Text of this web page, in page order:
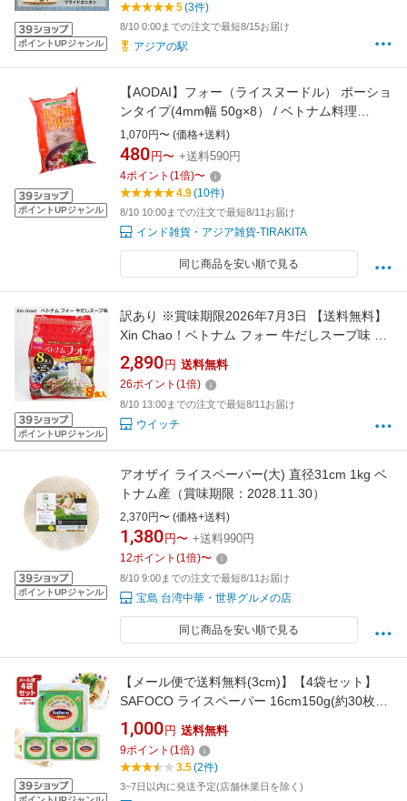
ポイントUPジャンル
5(3件)
8/10 0:00までの注文で最短8/15お届け
アジアの駅
ポイントUPジャンル
【AODAI】フォー（ライスヌードル） ポーショ
ンタイプ(4mm幅 50g×8） / ベトナム料理
AODAI(アオザイ) ベトナム食品 ベトナム食材
アジアン食品 エスニック食材
1,070円〜 (価格+送料)
480 円〜 +送料590円
4ポイント (1倍)〜
4.9(10件)
8/10 10:00までの注文で最短8/11お届け
インド雑貨・アジア雑貨-TIRAKITA
同じ商品を安い順で見る
ポイントUPジャンル
訳あり ※賞味期限2026年7月3日 【送料無料】
Xin Chao！ベトナム フォー 牛だしスープ味 8
食入 シン・チャオ 米麺 米めん スープ付き 香味
油 セット
2,890 円 送料無料
26ポイント (1倍)
8/10 13:00までの注文で最短8/11お届け
ウイッチ
ポイントUPジャンル
アオザイ ライスペーパー(大) 直径31cm 1kg ベ
トナム産（賞味期限：2028.11.30）
2,370円〜 (価格+送料)
1,380 円〜 +送料990円
12ポイント (1倍)〜
8/10 9:00までの注文で最短8/11お届け
宝島 台湾中華・世界グルメの店
同じ商品を安い順で見る
【メール便で送料無料(3cm)】【4袋セット】
SAFOCO ライスペーパー 16cm150g(約30枚入
り)×4袋※メール便配送ライスペーパー ベトナ
ム料理 アジア食材 エスニック食材
[T441.1319.10B.SE]
1,000 円 送料無料
9ポイント (1倍)
3.5(2件)
3~7日以内に発送予定(店舗休業日を除く)